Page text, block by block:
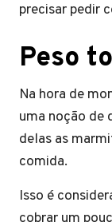
precisar pedir
Peso
Na hora de
uma noção de
delas as
comida.
Isso é